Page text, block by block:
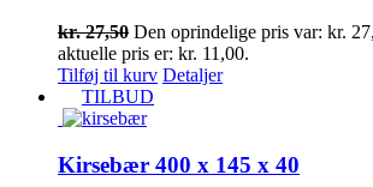
kr.27,50 Den oprindelige pris var: kr.
aktuelle pris er: kr. 11,00.
Tilføj til kurv Detaljer
TILBUD
Kirsebær 400 x 145 x 40